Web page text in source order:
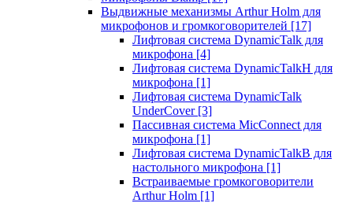
Выдвижные механизмы Arthur Holm для
микрофонов и громкоговорителей [17]
Лифтовая система DynamicTalk для
микрофона [4]
Лифтовая система DynamicTalkH для
микрофона [1]
Лифтовая система DynamicTalk
UnderCover [3]
Пассивная система MicConnect для
микрофона [1]
Лифтовая система DynamicTalkB для
настольного микрофона [1]
Встраиваемые громкоговорители
Arthur Holm [1]